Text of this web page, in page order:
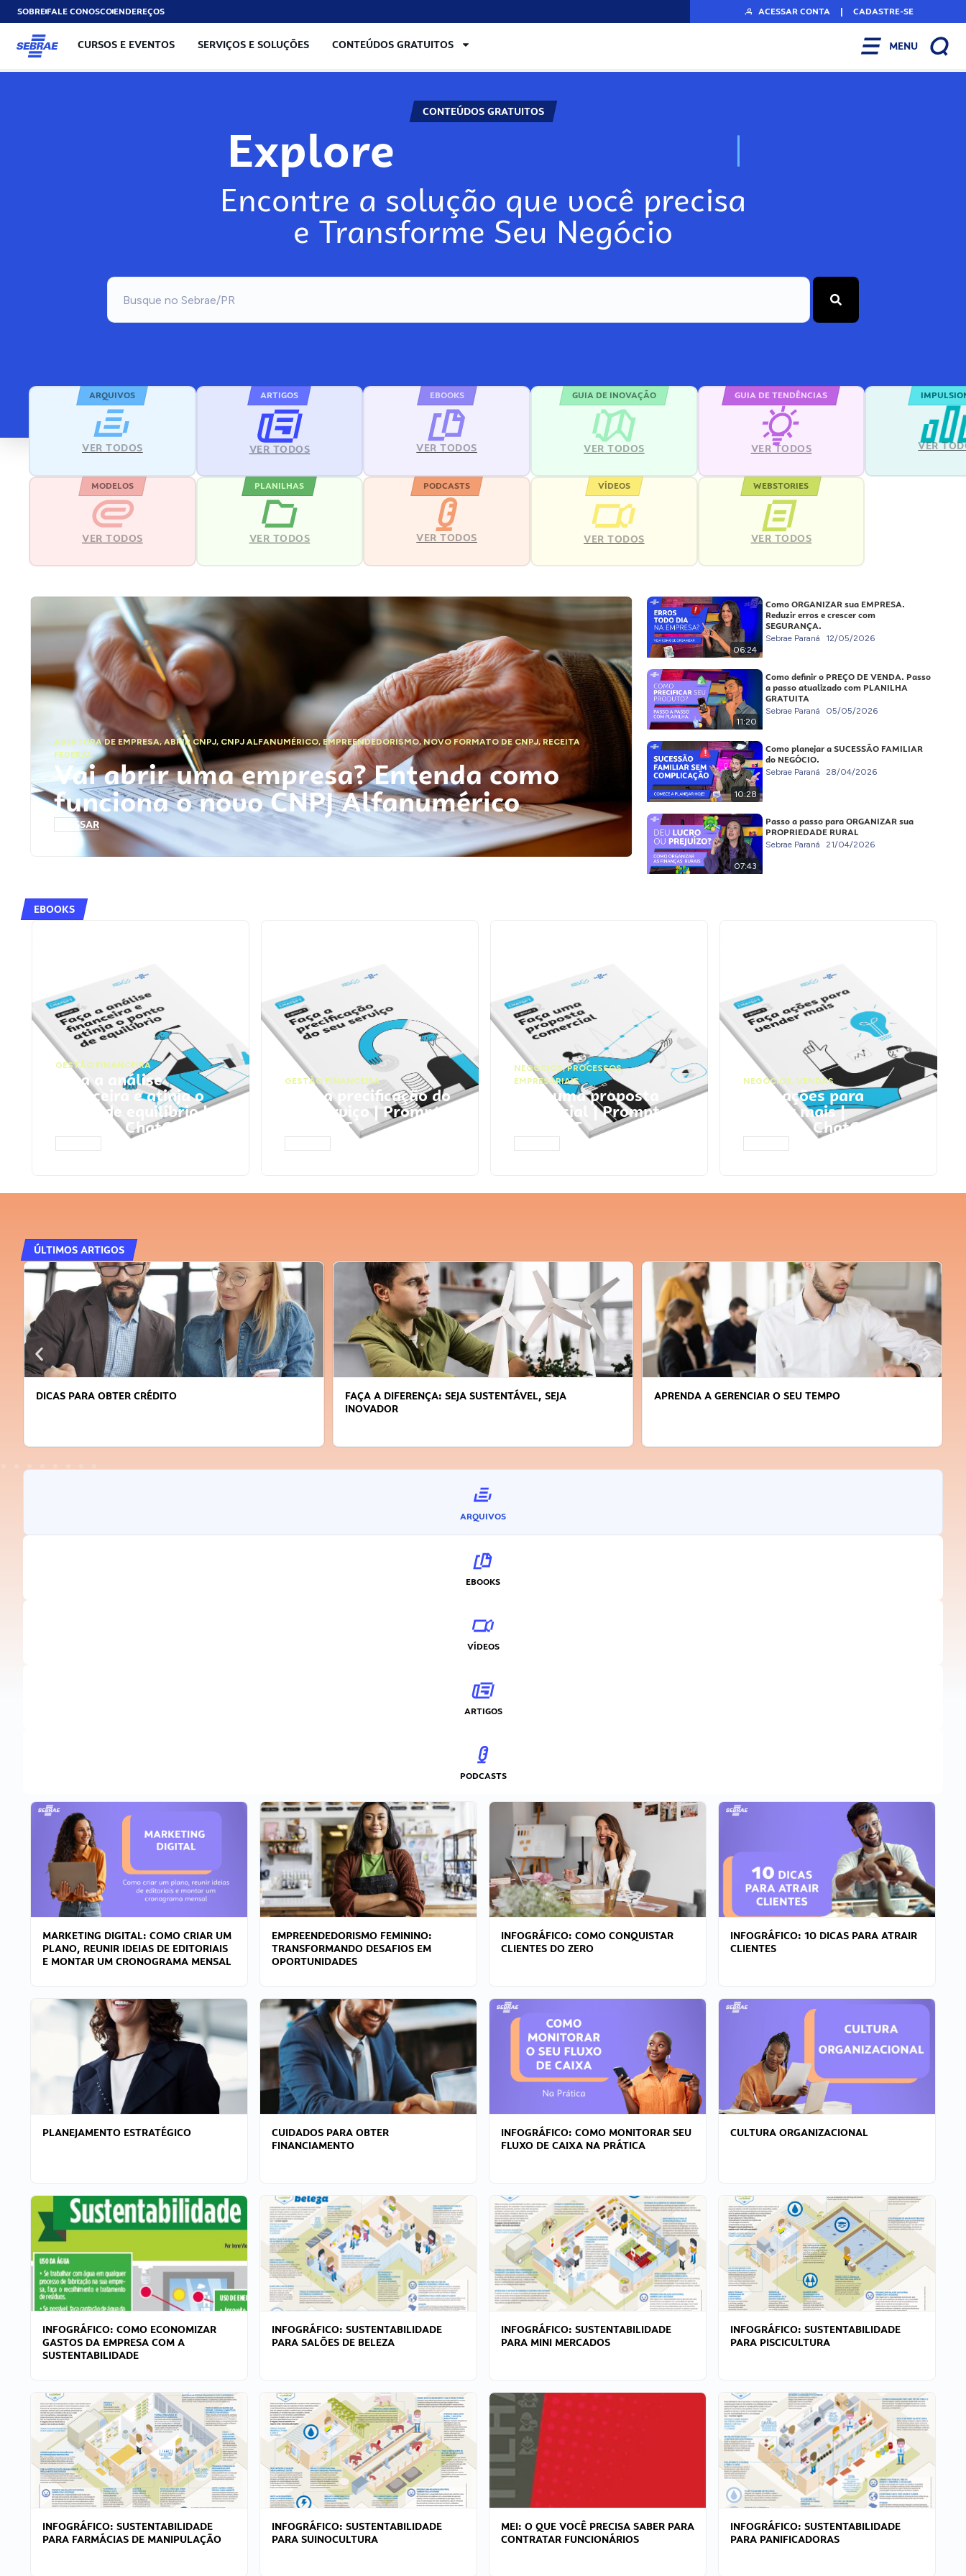
SOBREFALE CONOSCOENDEREÇOS ACESSAR CONTA | CADASTRE-SE
CURSOS E EVENTOS SERVIÇOS E SOLUÇÕES CONTEÚDOS GRATUITOS MENU
CONTEÚDOS GRATUITOS
Explore N
Encontre a solução que você precisa
e Transforme Seu Negócio
ARQUIVOS
VER TODOS
ARTIGOS
VER TODOS
EBOOKS
VER TODOS
GUIA DE INOVAÇÃO
VER TODOS
GUIA DE TENDÊNCIAS
VER TODOS VER
MODELOS
VER TODOS
PLANILHAS
VER TODOS
PODCASTS
VER TODOS
VÍDEOS
VER TODOS
WEBSTORIES
VER TODOS
ABERTURA DE EMPRESA,ABRIR CNPJ, CNPJ ALFANUMÉRICO, EMPREENDEDORISMO,NOVO FORMATO DE CNPJ,RECEITA
FEDERAL
Vai abrir uma empresa? Entenda como
funciona o novo CNPJ Alfanumérico
ACESSAR
06:24
Como ORGANIZAR sua EMPRESA.
Reduzir erros e crescer com
SEGURANÇA.
Sebrae Paraná 12/05/2026
11:20
Como definir o PREÇO DE VENDA. Passo
a passo atualizado com PLANILHA
GRATUITA
Sebrae Paraná 05/05/2026
10:28
Como planejar a SUCESSÃO FAMILIAR
do NEGÓCIO.
Sebrae Paraná 28/04/2026
07:43
Passo a passo para ORGANIZAR sua
PROPRIEDADE RURAL
Sebrae Paraná 21/04/2026
EBOOKS
GESTÃO FINANCEIRA
Faça a análise
financeira e atinja o
ponto de equilíbrio |
Prompts ChatGPT
GESTÃO FINANCEIRA
Faça a precificação do
seu serviço | Prompts
ChatGPT
NEGÓCIOS,PROCESSOS
EMPRESARIAIS
Faça uma proposta
comercial | Prompts
ChatGPT
NEGÓCIOS, VENDAS
Faça ações para
vender mais |
Prompts ChatGPT
ÚLTIMOS ARTIGOS
DICAS PARA OBTER CRÉDITO
FAÇA A DIFERENÇA: SEJA SUSTENTÁVEL, SEJA
INOVADOR
APRENDA A GERENCIAR O SEU TEMPO
ARQUIVOS
EBOOKS
VÍDEOS
ARTIGOS
PODCASTS
MARKETING DIGITAL: COMO CRIAR UM
PLANO, REUNIR IDEIAS DE EDITORIAIS
E MONTAR UM CRONOGRAMA MENSAL
EMPREENDEDORISMO FEMININO:
TRANSFORMANDO DESAFIOS EM
OPORTUNIDADES
INFOGRÁFICO: COMO CONQUISTAR
CLIENTES DO ZERO
INFOGRÁFICO: 10 DICAS PARA ATRAIR
CLIENTES
PLANEJAMENTO ESTRATÉGICO
CUIDADOS PARA OBTER
FINANCIAMENTO
INFOGRÁFICO: COMO MONITORAR SEU
FLUXO DE CAIXA NA PRÁTICA
CULTURA ORGANIZACIONAL
INFOGRÁFICO: COMO ECONOMIZAR
GASTOS DA EMPRESA COM A
SUSTENTABILIDADE
INFOGRÁFICO: SUSTENTABILIDADE
PARA SALÕES DE BELEZA
INFOGRÁFICO: SUSTENTABILIDADE
PARA MINI MERCADOS
INFOGRÁFICO: SUSTENTABILIDADE
PARA PISCICULTURA
INFOGRÁFICO: SUSTENTABILIDADE
PARA FARMÁCIAS DE MANIPULAÇÃO
INFOGRÁFICO: SUSTENTABILIDADE
PARA SUINOCULTURA
MEI: O QUE VOCÊ PRECISA SABER PARA
CONTRATAR FUNCIONÁRIOS
INFOGRÁFICO: SUSTENTABILIDADE
PARA PANIFICADORAS